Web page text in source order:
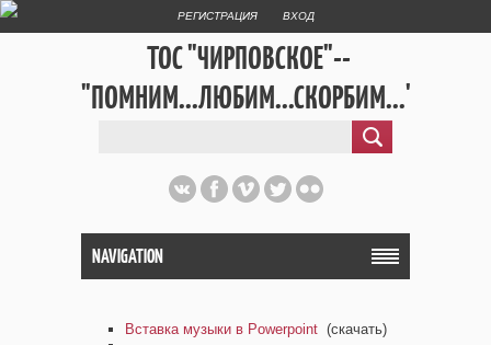
РЕГИСТРАЦИЯ ВХОД
ТОС "ЧИРПОВСКОЕ"--
"ПОМНИМ...ЛЮБИМ...СКОРБИМ..."
NAVIGATION
Вставка музыки в Powerpoint (скачать)